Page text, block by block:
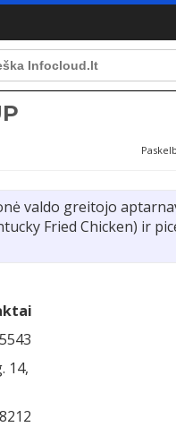
valdo greitojo
Fried Chicken) ir
14,